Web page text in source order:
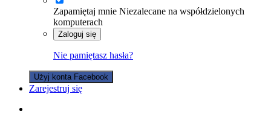
Zapamiętaj mnie Niezalecane na współdzielonych
komputerach
Zaloguj się
Nie pamiętasz hasła?
Użyj konta Facebook
Zarejestruj się